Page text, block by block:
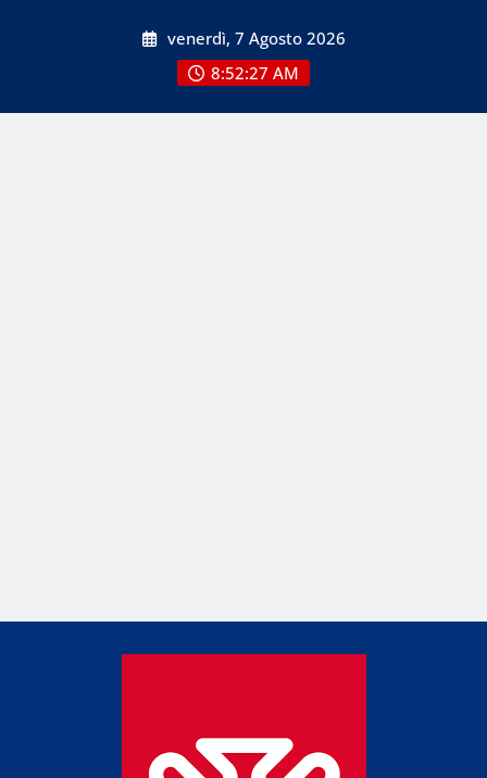
venerdì, 7 Agosto 2026
8:52:29 AM